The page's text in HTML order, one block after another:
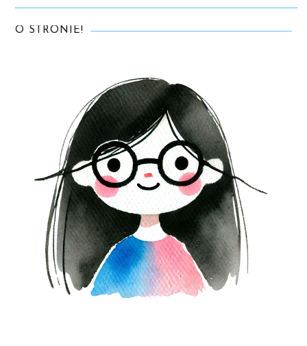
O STRONIE!